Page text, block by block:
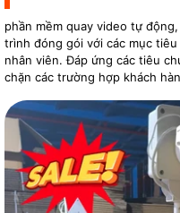
phần mềm quay video tự
trình đóng gói với các mục
nhân viên. Đáp ứng các tiêu
chặn các trường hợp khách